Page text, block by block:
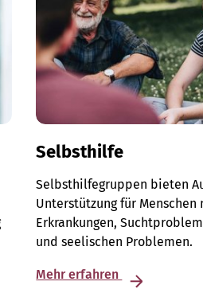
Selbsthilfe
Selbsthilfegruppen bieten
Unterstützung für Menschen
Erkrankungen,
und seelischen Problemen.
Mehr erfahren